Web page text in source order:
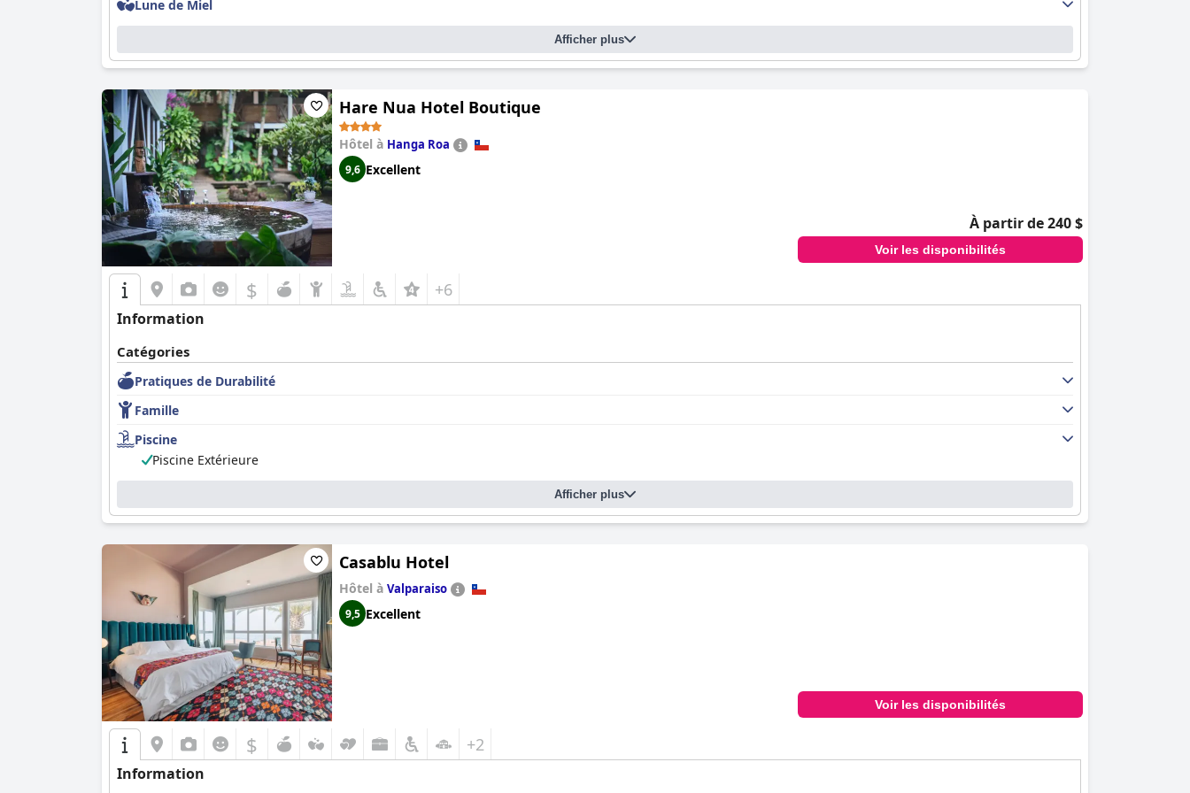
Lune de Miel
Afficher plus
Hare Nua Hotel Boutique
Hôtel à Hanga Roa
9,6 Excellent
À partir de 240 $
Voir les disponibilités
$ +6
Information
Catégories
Pratiques de Durabilité
Famille
Piscine
Piscine Extérieure
Afficher plus
Casablu Hotel
Hôtel à Valparaiso
9,5 Excellent
Voir les disponibilités
$ +2
Information